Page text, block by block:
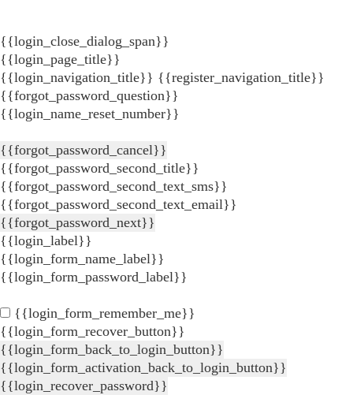
{{login_close_dialog_span}}
{{login_page_title}}
{{login_navigation_title}} {{register_navigation_title}}
{{forgot_password_question}}
{{login_name_reset_number}}
{{forgot_password_cancel}}
{{forgot_password_second_title}}
{{forgot_password_second_text_sms}}
{{forgot_password_second_text_email}}
{{forgot_password_next}}
{{login_label}}
{{login_form_name_label}}
{{login_form_password_label}}
{{login_form_remember_me}}
{{login_form_recover_button}}
{{login_form_back_to_login_button}}
{{login_form_activation_back_to_login_button}}
{{login_recover_password}}